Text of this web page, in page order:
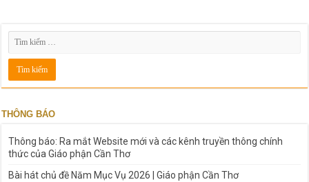
THÔNG BÁO
Thông báo: Ra mắt Website mới và các kênh truyền thông chính
thức của Giáo phận Cần Thơ
Bài hát chủ đề Năm Mục Vụ 2026 | Giáo phận Cần Thơ